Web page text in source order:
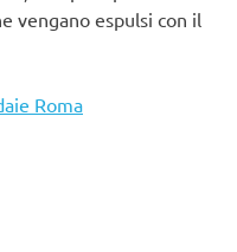
vengano espulsi con il
Roma